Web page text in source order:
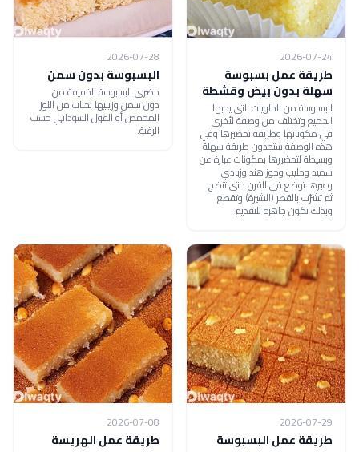
2026-07-24
طريقة عمل بسبوسة
سهلة بدون بيض وقشطة
البسبوسة من الحلويات التي يحبها
الجميع وتختلف من وصفة لأخرى
في مكوناتها وطريقة تحضيرها وفي
هذه الوصفة ستجدون طريقة سهلة
وبسيطة لتحضيرها بمكونات عبارة عن
سميد وحليب وجوز هند وزبادي
وغيرها توضع في الفرن حتى تنضج
ثم تشرّب بالقطر (الشيرة) وتقطع
وبذلك تكون جاهزة للتقديم .
2026-07-28
البسبوسة بدون سمن
حضري البسبوسة الخفيفة من
دون سمن وزينيها بحبات من اللوز
المحمص أو الفول السوداني حسب
الرغبة.
2026-07-29
طريقة عمل البسبوسة
2026-07-08
طريقة عمل الهريسة